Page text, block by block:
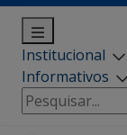
Institucional
Informativos
Pesquisar
por: